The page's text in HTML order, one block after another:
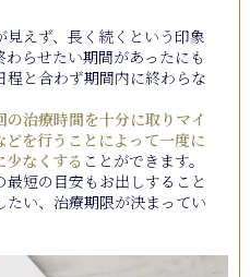
えず、長く続くという印象
らせたい期間があったにも
と合わず期間内に終わらな
の治療時間を十分に取りマイ
を行うことによって一度に
なくする ことができます。
短の目安もお出しすること
い、治療期限が決まってい